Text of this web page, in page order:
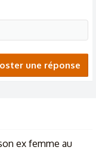
une réponse
ex femme au